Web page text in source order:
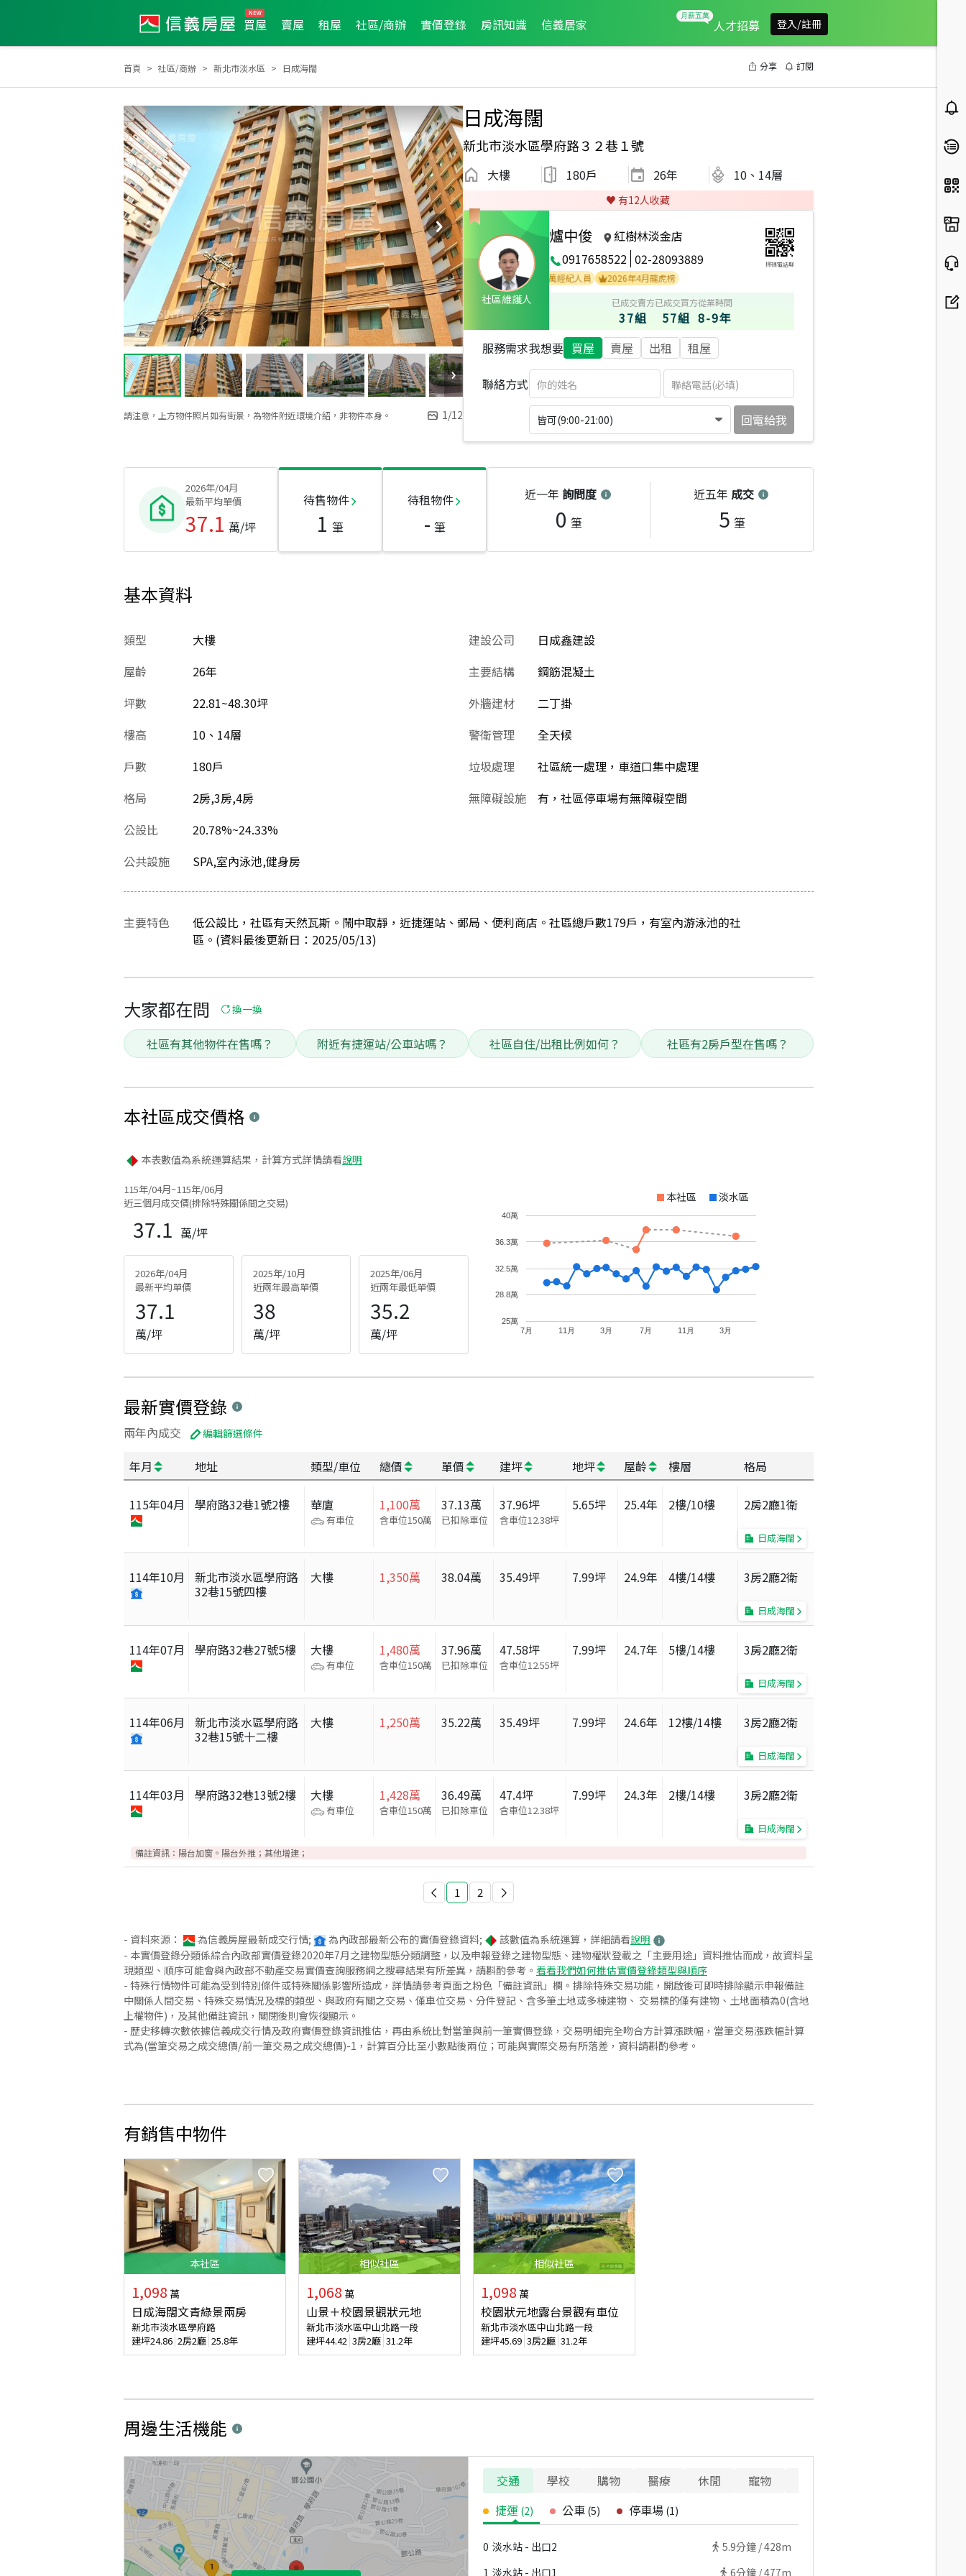
買屋 賣屋 租屋 社區/商辦 實價登錄 房訊知識 信義居家 人才招募 登入/註冊
首頁 社區/商辦 新北市淡水區 日成海闊 分享 訂閱
請注意，上方物件照片如有街景，為物件附近環境介紹，非物件本身。 1/12
日成海闊
新北市淡水區學府路３２巷１號
大樓 180戶 26年 10、14層
♥️ 有12人收藏
社區維護人
爐中俊
紅樹林淡金店
0917658522 02-28093889 掃碼電話聊
2026年6月區業績TOP3 2026年4月區成件TOP1 2024年10月區成件TOP1 2024年3月業績破百萬經紀人員
2026年4月龍虎榜
已成交賣方
37組
已成交買方
57組
從業時間
8-9年
服務需求我想要 買屋 賣屋 出租 租屋
聯絡方式
皆可(9:00-21:00) 回電給我
2026年/04月
最新平均單價
37.1 萬/坪
待售物件
1 筆
待租物件
- 筆
近一年 詢問度
0 筆
近五年 成交
5 筆
基本資料
類型
大樓
屋齡
26年
坪數
22.81~48.30坪
樓高
10、14層
戶數
180戶
格局
2房,3房,4房
公設比
20.78%~24.33%
建設公司
日成鑫建設
主要結構
鋼筋混凝土
外牆建材
二丁掛
警衛管理
全天候
垃圾處理
社區統一處理，車道口集中處理
無障礙設施
有，社區停車場有無障礙空間
公共設施 SPA,室內泳池,健身房
主要特色
低公設比，社區有天然瓦斯。鬧中取靜，近捷運站、郵局、便利商店。社區總戶數179戶，有室內游泳池的社
區。(資料最後更新日：2025/05/13)
大家都在問 換一換
社區有其他物件在售嗎？ 附近有捷運站/公車站嗎？ 社區自住/出租比例如何？ 社區有2房戶型在售嗎？
本社區成交價格
本表數值為系統運算結果，計算方式詳情請看說明
115年/04月~115年/06月
近三個月成交價(排除特殊關係間之交易)
37.1 萬/坪
2026年/04月
最新平均單價
37.1
萬/坪
2025年/10月
近兩年最高單價
38
萬/坪
2025年/06月
近兩年最低單價
35.2
萬/坪
本社區 淡水區
7月 11月 3月 7月 11月 3月
25萬
28.8萬
32.5萬
36.3萬
40萬
最新實價登錄
兩年內成交 編輯篩選條件
年月 地址 類型/車位 總價 單價 建坪 地坪 屋齡 樓層 格局
115年04月 學府路32巷1號2樓 華廈
有車位
1,100萬
含車位150萬
37.13萬
已扣除車位
37.96坪
含車位12.38坪
5.65坪 25.4年 2樓/10樓 2房2廳1衛
日成海闊
114年10月
新北市淡水區學府路
32巷15號四樓
大樓 1,350萬 38.04萬 35.49坪 7.99坪 24.9年 4樓/14樓 3房2廳2衛
日成海闊
114年07月 學府路32巷27號5樓 大樓
有車位
1,480萬
含車位150萬
37.96萬
已扣除車位
47.58坪
含車位12.55坪
7.99坪 24.7年 5樓/14樓 3房2廳2衛
日成海闊
114年06月
新北市淡水區學府路
32巷15號十二樓
大樓 1,250萬 35.22萬 35.49坪 7.99坪 24.6年 12樓/14樓 3房2廳2衛
日成海闊
114年03月 學府路32巷13號2樓 大樓
有車位
1,428萬
含車位150萬
36.49萬
已扣除車位
47.4坪
含車位12.38坪
7.99坪 24.3年 2樓/14樓 3房2廳2衛
日成海闊
備註資訊： 陽台加窗。陽台外推；其他增建；
1 2
- 資料來源： 為信義房屋最新成交行情; 為內政部最新公布的實價登錄資料; 該數值為系統運算，詳細請看說明
- 本實價登錄分類係綜合內政部實價登錄2020年7月之建物型態分類調整，以及申報登錄之建物型態、建物權狀登載之「主要用途」資料推估而成，故資料呈
現類型、順序可能會與內政部不動產交易實價查詢服務網之搜尋結果有所差異，請斟酌參考。 看看我們如何推估實價登錄類型與順序
- 特殊行情物件可能為受到特別條件或特殊關係影響所造成，詳情請參考頁面之粉色「備註資訊」欄。排除特殊交易功能，開啟後可即時排除顯示申報備註
中關係人間交易、特殊交易情況及標的類型、與政府有關之交易、僅車位交易、分件登記、含多筆土地或多棟建物、 交易標的僅有建物、土地面積為0(含地
上權物件)，及其他備註資訊，關閉後則會恢復顯示。
- 歷史移轉次數依據信義成交行情及政府實價登錄資訊推估，再由系統比對當筆與前一筆實價登錄，交易明細完全吻合方計算漲跌幅，當筆交易漲跌幅計算
式為(當筆交易之成交總價/前一筆交易之成交總價)-1，計算百分比至小數點後兩位；可能與實際交易有所落差，資料請斟酌參考。
有銷售中物件
本社區
1,098 萬
日成海闊文青綠景兩房
新北市淡水區學府路
建坪24.86 2房2廳 25.8年
相似社區
1,068 萬
山景＋校園景觀狀元地
新北市淡水區中山北路一段
建坪44.42 3房2廳 31.2年
相似社區
1,098 萬
校園狀元地露台景觀有車位
新北市淡水區中山北路一段
建坪45.69 3房2廳 31.2年
周邊生活機能
交通 學校 購物 醫療 休閒 寵物
捷運 (2) 公車 (5) 停車場 (1)
0 淡水站 - 出口2 5.9分鐘 /428m
1 淡水站 - 出口1 6分鐘 /477m